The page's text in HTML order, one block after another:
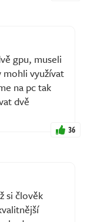
gpu, museli
mohli využívat
na pc tak
dvě
36
si člověk